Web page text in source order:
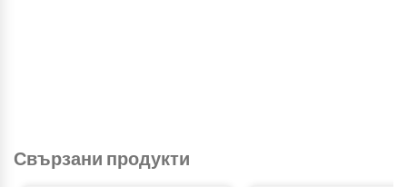
Свързани продукти